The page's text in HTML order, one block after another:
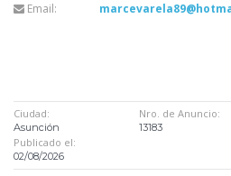
Email:
Ciudad:
Asunción
Nro. de Anuncio:
13183
Publicado el:
02/08/2026